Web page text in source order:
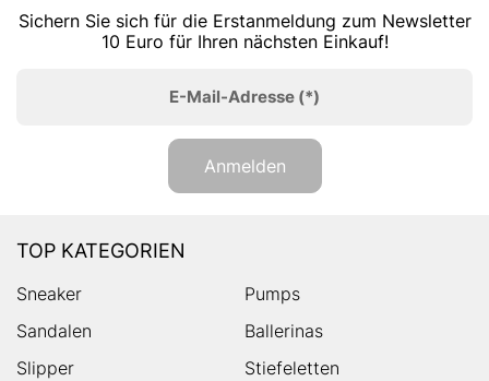
Sichern Sie sich für die Erstanmeldung zum Newsletter
10 Euro für Ihren nächsten Einkauf!
E-Mail-Adresse (*)
Anmelden
TOP KATEGORIEN
Sneaker
Pumps
Sandalen
Ballerinas
Slipper
Stiefeletten